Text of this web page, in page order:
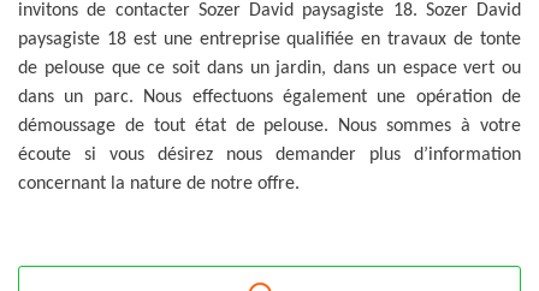
invitons de contacter Sozer David paysagiste 18. Sozer David
paysagiste 18 est une entreprise qualifiée en travaux de tonte
de pelouse que ce soit dans un jardin, dans un espace vert ou
dans un parc. Nous effectuons également une opération de
démoussage de tout état de pelouse. Nous sommes à votre
écoute si vous désirez nous demander plus d’information
concernant la nature de notre offre.